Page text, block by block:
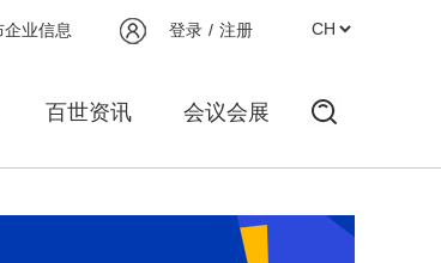
登录 / 注册
业信息
百世资讯 会议会展